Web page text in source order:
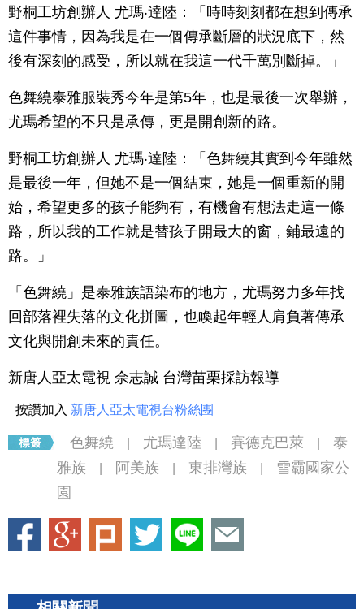
野桐工坊創辦人 尤瑪‧達陸：「時時刻刻都在想到傳承
這件事情，因為我是在一個傳承斷層的狀況底下，然
後有深刻的感受，所以就在我這一代千萬別斷掉。」
色舞繞泰雅服裝秀今年是第5年，也是最後一次舉辦，
尤瑪希望的不只是承傳，更是開創新的路。
野桐工坊創辦人 尤瑪‧達陸：「色舞繞其實到今年雖然
是最後一年，但她不是一個結束，她是一個重新的開
始，希望更多的孩子能夠有，有機會有想法走這一條
路，所以我的工作就是替孩子開最大的窗，鋪最遠的
路。」
「色舞繞」是泰雅族語染布的地方，尤瑪努力多年找
回部落裡失落的文化拼圖，也喚起年輕人肩負著傳承
文化與開創未來的責任。
新唐人亞太電視 佘志誠 台灣苗栗採訪報導
按讚加入 新唐人亞太電視台粉絲團
色舞繞 尤瑪達陸 賽德克巴萊
泰
雅族
阿美族 東排灣族
雪霸國家公
園